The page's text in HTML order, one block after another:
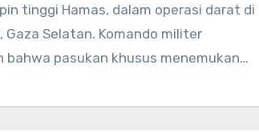
tinggi Hamas, dalam operasi darat di
Gaza Selatan. Komando militer
bahwa pasukan khusus menemukan…